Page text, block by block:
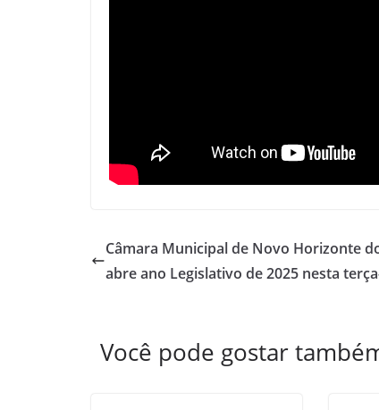
Câmara Municipal de Novo Horizonte
abre ano Legislativo de 2025 nesta
Você pode gostar